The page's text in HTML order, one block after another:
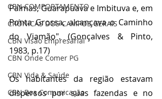
CBN COMPORTAMENTO
CRÔNICAS DOS CAMPOS GERAIS
CBN Visão Empresarial
CBN Onde Comer PG
CBN Vida & Saúde
CBN Boa Comunicação
Palmas, Guarapuava e Imbituva e, em
Ponta Grossa, alcançava o Caminho
do Viamão". (Gonçalves & Pinto,
1983, p.17)
Os habitantes da região estavam
dispersos por suas fazendas e no